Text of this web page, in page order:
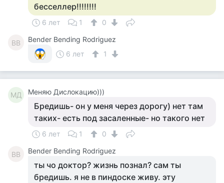
бесселлер!!!!!!!!
6 лет 1 0
BB
Bender Bending Rodriguez
6 лет
1
МД Меняю Дислокацию)))
Бредишь- он у меня через дорогу) нет там
таких- есть под засаленные- но такого нет
6 лет 1 0
BB Bender Bending Rodriguez
ты чо доктор? жизнь познал? сам ты
бредишь. я не в пиндоске живу. эту